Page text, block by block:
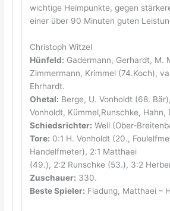
wichtige Heimpunkte, gegen
einer über 90 Minuten guten
Christoph Witzel
Hünfeld: Gadermann, Gerhardt, M.
Zimmermann, Krimmel (74.Koch),
Ehrhardt.
Ohetal: Berge, U. Vonholdt (68.
Vonholdt, Kümmel,Runschke, Hahn,
Schiedsrichter: Well (Ober-
Tore: 0:1 H. Vonholdt (20.,
Handelfmeter), 2:1 Matthaei
(49.), 2:2 Runschke (53.), 3:2
Zuschauer: 330.
Beste Spieler: Fladung, Matthaei –